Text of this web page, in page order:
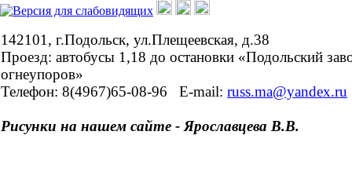
142101, г.Подольск, ул.Плещеевская, д.38
Проезд: автобусы 1,18 до остановки «Подольский
огнеупоров»
Телефон: 8(4967)65-08-96
E-mail: russ.ma@yandex.ru
Рисунки на нашем сайте - Ярославцева В.В.